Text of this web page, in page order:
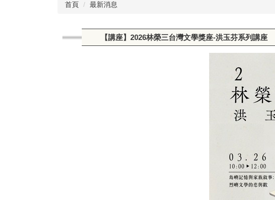
首頁 最新消息
【講座】2026林榮三台灣文學獎座-洪玉芬系列講座